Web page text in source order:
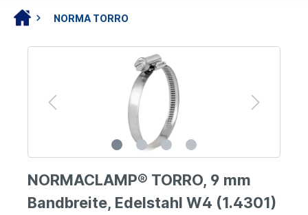
NORMA TORRO
NORMACLAMP® TORRO, 9 mm
Bandbreite, Edelstahl W4 (1.4301)